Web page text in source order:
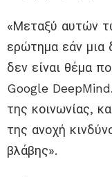
«Μεταξύ αυτών
ερώτημα εάν μια
δεν είναι θέμα
Google
της κοινωνίας,
της ανοχή
βλάβης».